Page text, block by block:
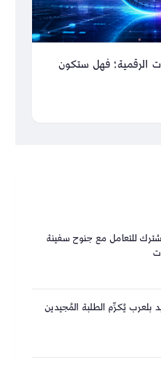
الرقمية؛ فهل ستكون
للتعامل مع جنوح سفينة
بلعرب يُكرِّم الطلبة المُجيدين